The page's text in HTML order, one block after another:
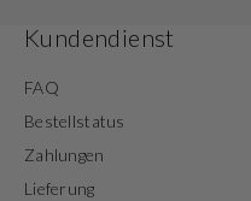
Kundendienst
FAQ
Bestellstatus
Zahlungen
Lieferung